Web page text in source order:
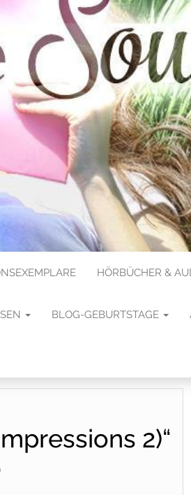
HÖRBÜCHER &
BLOG-GEBURTSTAGE
2)“